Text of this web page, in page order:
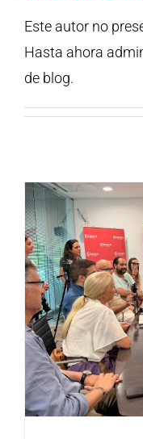
Este autor no
Hasta ahora
de blog.